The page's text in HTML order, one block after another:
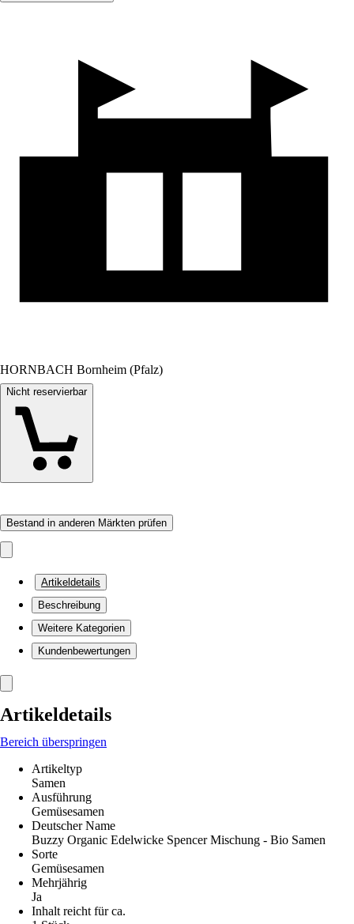
HORNBACH Bornheim (Pfalz)
Nicht reservierbar
Bestand in anderen Märkten prüfen
Artikeldetails
Beschreibung
Weitere Kategorien
Kundenbewertungen
Artikeldetails
Bereich überspringen
Artikeltyp
Samen
Ausführung
Gemüsesamen
Deutscher Name
Buzzy Organic Edelwicke Spencer Mischung - Bio Samen
Sorte
Gemüsesamen
Mehrjährig
Ja
Inhalt reicht für ca.